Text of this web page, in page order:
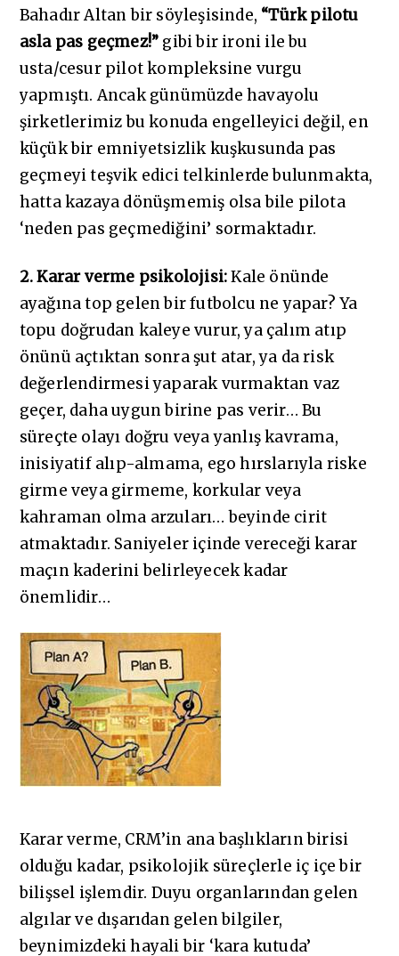
Bahadır Altan bir söyleşisinde, “Türk pilotu
asla pas geçmez!” gibi bir ironi ile bu
usta/cesur pilot kompleksine vurgu
yapmıştı. Ancak günümüzde havayolu
şirketlerimiz bu konuda engelleyici değil, en
küçük bir emniyetsizlik kuşkusunda pas
geçmeyi teşvik edici telkinlerde bulunmakta,
hatta kazaya dönüşmemiş olsa bile pilota
‘neden pas geçmediğini’ sormaktadır.
2. Karar verme psikolojisi:Kale önünde
ayağına top gelen bir futbolcu ne yapar? Ya
topu doğrudan kaleye vurur, ya çalım atıp
önünü açtıktan sonra şut atar, ya da risk
değerlendirmesi yaparak vurmaktan vaz
geçer, daha uygun birine pas verir… Bu
süreçte olayı doğru veya yanlış kavrama,
inisiyatif alıp-almama, ego hırslarıyla riske
girme veya girmeme, korkular veya
kahraman olma arzuları… beyinde cirit
atmaktadır. Saniyeler içinde vereceği karar
maçın kaderini belirleyecek kadar
önemlidir…
Karar verme, CRM’in ana başlıkların birisi
olduğu kadar, psikolojik süreçlerle iç içe bir
bilişsel işlemdir. Duyu organlarından gelen
algılar ve dışarıdan gelen bilgiler,
beynimizdeki hayali bir ‘kara kutuda’